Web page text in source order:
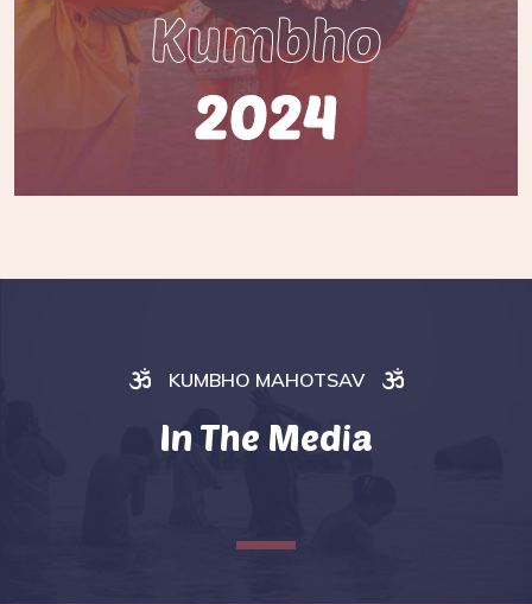
Kumbho
2024
KUMBHO MAHOTSAV
In The Media